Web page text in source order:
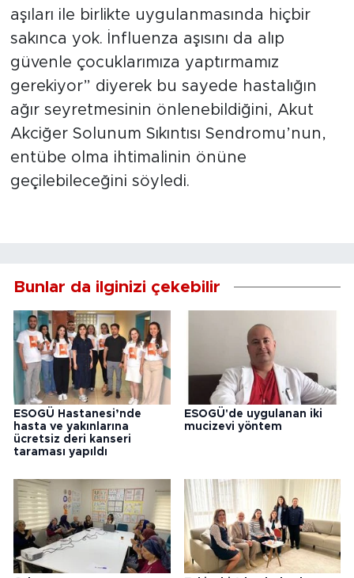
aşıları ile birlikte uygulanmasında hiçbir
sakınca yok. İnfluenza aşısını da alıp
güvenle çocuklarımıza yaptırmamız
gerekiyor” diyerek bu sayede hastalığın
ağır seyretmesinin önlenebildiğini, Akut
Akciğer Solunum Sıkıntısı Sendromu’nun,
entübe olma ihtimalinin önüne
geçilebileceğini söyledi.
Bunlar da ilginizi çekebilir
ESOGÜ Hastanesi’nde
hasta ve yakınlarına
ücretsiz deri kanseri
taraması yapıldı
ESOGÜ'de uygulanan iki
mucizevi yöntem